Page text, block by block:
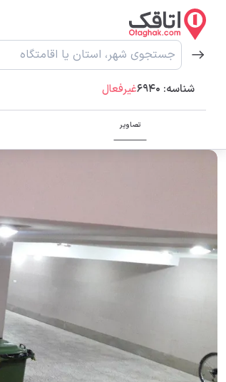
شناسه: 6940غیرفعال
تصاویر